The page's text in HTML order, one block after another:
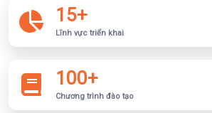
15+
Lĩnh vực triển khai
100+
Chương trình đào tạo